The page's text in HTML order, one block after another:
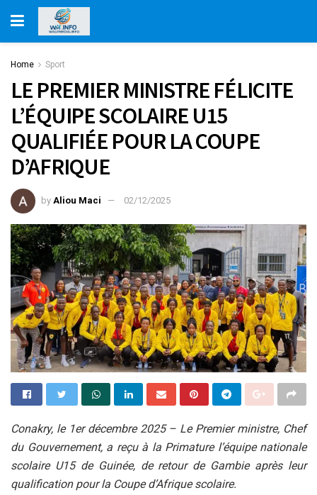
Home Sport
LE PREMIER MINISTRE FÉLICITE
L’ÉQUIPE SCOLAIRE U15
QUALIFIÉE POUR LA COUPE
D’AFRIQUE
by Aliou Maci 02/12/2025
Conakry, le 1er décembre 2025 – Le Premier ministre, Chef
du Gouvernement, a reçu à la Primature l’équipe nationale
scolaire U15 de Guinée, de retour de Gambie après leur
qualification pour la Coupe d’Afrique scolaire.